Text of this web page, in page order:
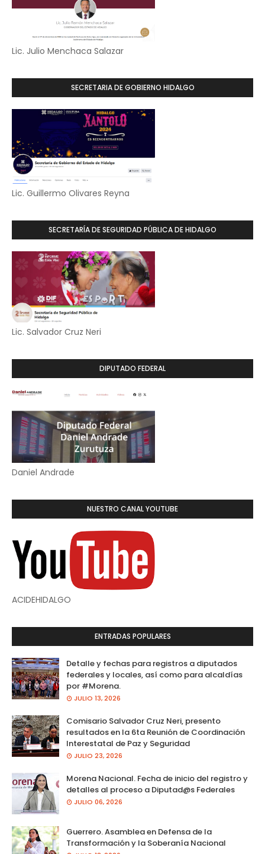
Lic. Julio Menchaca Salazar
SECRETARIA DE GOBIERNO HIDALGO
Lic. Guillermo Olivares Reyna
SECRETARÍA DE SEGURIDAD PÚBLICA DE HIDALGO
Lic. Salvador Cruz Neri
DIPUTADO FEDERAL
Daniel Andrade
NUESTRO CANAL YOUTUBE
ACIDEHIDALGO
ENTRADAS POPULARES
Detalle y fechas para registros a diputados
federales y locales, así como para alcaldías
por #Morena.
JULIO 13, 2026
Comisario Salvador Cruz Neri, presento
resultados en la 6ta Reunión de Coordinación
Interestatal de Paz y Seguridad
JULIO 23, 2026
Morena Nacional. Fecha de inicio del registro y
detalles al proceso a Diputad@s Federales
JULIO 06, 2026
Guerrero. Asamblea en Defensa de la
Transformación y la Soberanía Nacional